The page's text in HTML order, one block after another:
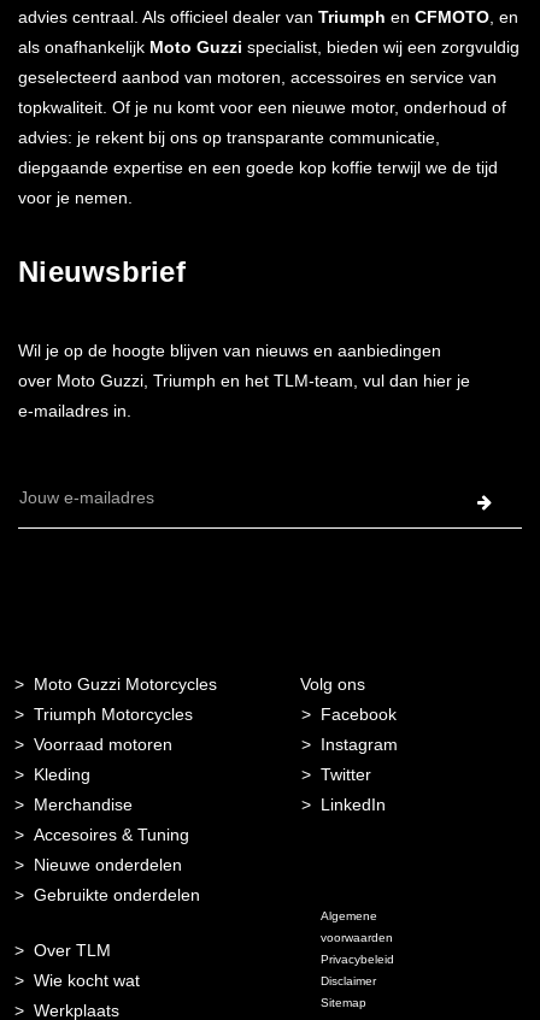
advies centraal. Als officieel dealer van Triumph en CFMOTO, en
als onafhankelijk Moto Guzzi specialist, bieden wij een zorgvuldig
geselecteerd aanbod van motoren, accessoires en service van
topkwaliteit. Of je nu komt voor een nieuwe motor, onderhoud of
advies: je rekent bij ons op transparante communicatie,
diepgaande expertise en een goede kop koffie terwijl we de tijd
voor je nemen.
Nieuwsbrief
Wil je op de hoogte blijven van nieuws en aanbiedingen
over Moto Guzzi, Triumph en het TLM-team, vul dan hier je
e-mailadres in.
E-
Moto Guzzi Motorcycles
Triumph Motorcycles
Voorraad motoren
Kleding
Merchandise
Accesoires & Tuning
Nieuwe onderdelen
Gebruikte onderdelen
Over TLM
Wie kocht wat
Werkplaats
Volg ons
Facebook
Instagram
Twitter
LinkedIn
Algemene
voorwaarden
Privacybeleid
Disclaimer
Sitemap